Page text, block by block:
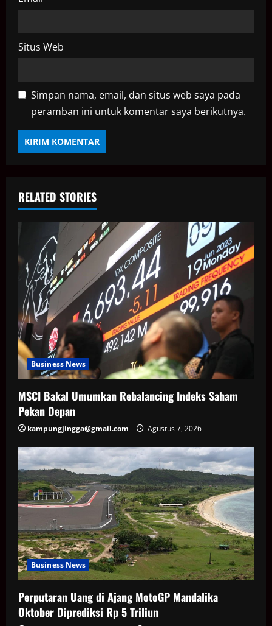
Situs Web
Simpan nama, email, dan situs web saya pada
peramban ini untuk komentar saya berikutnya.
RELATED STORIES
Business News
MSCI Bakal Umumkan Rebalancing Indeks Saham
Pekan Depan
kampungjingga@gmail.com Agustus 7, 2026
Business News
Perputaran Uang di Ajang MotoGP Mandalika
Oktober Diprediksi Rp 5 Triliun